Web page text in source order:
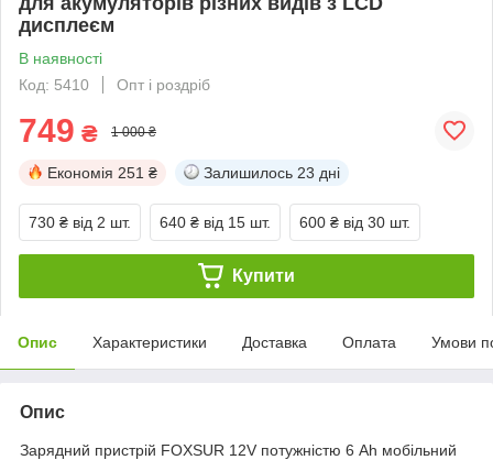
дисплеєм
В наявності
Код: 5410
Опт і роздріб
749 ₴ 1 000 ₴
Економія 251 ₴ Залишилось 23 дні
730 ₴ від 2 шт. 640 ₴ від 15 шт. 600 ₴ від 30 шт.
Купити
Опис Характеристики Доставка Оплата Умови
Опис
Зарядний пристрій FOXSUR 12V потужністю 6 Ah мобільний